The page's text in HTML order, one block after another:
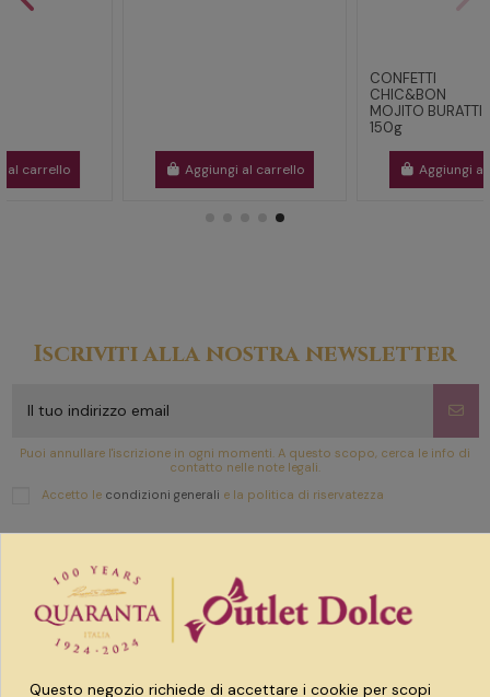
Aggiungi al carrello Aggiungi al carrello
Iscriviti alla nostra newsletter
Puoi annullare l'iscrizione in ogni momenti. A questo scopo, cerca le info di
contatto nelle note legali.
Accetto le condizioni generali e la politica di riservatezza
Link utili
Prodotti
Questo negozio richiede di accettare i cookie per scopi